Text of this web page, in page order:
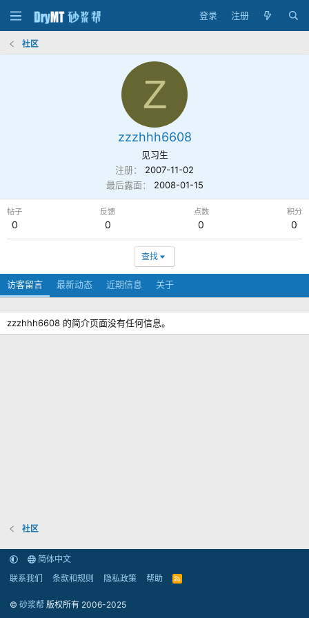
登录 注册
社区
Z
zzzhhh6608
见习生
注册
2007-11-02
最后露面
2008-01-15
帖子
0
反馈
0
点数
0
积分
0
查找
访客留言 最新动态 近期信息 关于
zzzhhh6608 的简介页面没有任何信息。
社区
简体中文
联系我们
条款和规则 隐私政策 帮助
R
© 砂浆帮 版权所有 2006-2025